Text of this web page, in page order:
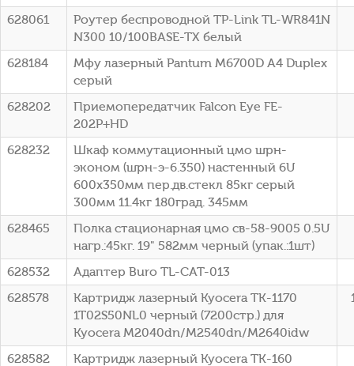
628061
Роутер беспроводной TP-Link TL-WR841N
N300 10/100BASE-TX белый
628184
Мфу лазерный Pantum M6700D A4 Duplex
серый
628202
Приемопередатчик Falcon Eye FE-
202P+HD
628232
Шкаф коммутационный цмо шрн-
эконом (шрн-э-6.350) настенный 6U
600x350мм пер.дв.стекл 85кг серый
300мм 11.4кг 180град. 345мм
628465
Полка стационарная цмо св-58-9005 0.5U
нагр.:45кг. 19" 582мм черный (упак.:1шт)
628532
Адаптер Buro TL-CAT-013
628578
Картридж лазерный Kyocera TK-1170
1T02S50NL0 черный (7200стр.) для
Kyocera M2040dn/M2540dn/M2640idw
628582
Картридж лазерный Kyocera TK-160